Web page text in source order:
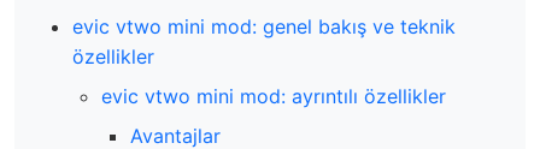
evic vtwo mini mod: genel bakış ve teknik
özellikler
evic vtwo mini mod: ayrıntılı özellikler
Avantajlar